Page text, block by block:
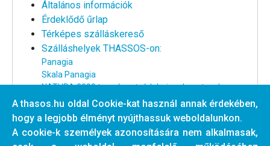
Általános információk
Érdeklődő űrlap
Térképes szálláskereső
Szálláshelyek THASSOS-on:
Panagia
Skala Panagia
NATURA 2000 természetvédelmi park partszakasz
Nagy strand környéke
Centrum és a nagy strand között
Centrum partszakasz
Tengertől távoli szállások
A thasos.hu oldal Cookie-kat használ annak érdekében,
hogy a legjobb élményt nyújthassuk weboldalunkon.
A cookie-k személyek azonosítására nem alkalmasak,